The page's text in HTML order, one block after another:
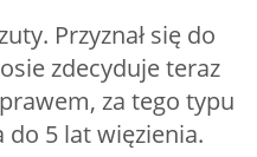
Przyznał się do
zdecyduje teraz
za tego typu
5 lat więzienia.